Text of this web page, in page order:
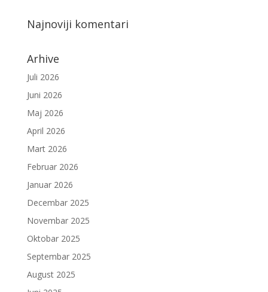
Najnoviji komentari
Arhive
Juli 2026
Juni 2026
Maj 2026
April 2026
Mart 2026
Februar 2026
Januar 2026
Decembar 2025
Novembar 2025
Oktobar 2025
Septembar 2025
August 2025